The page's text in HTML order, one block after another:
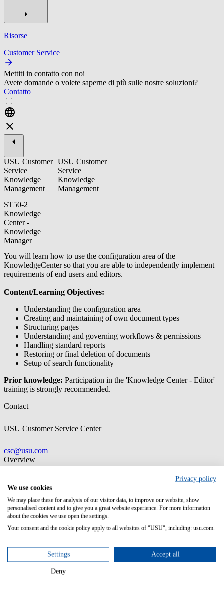
Risorse
Customer Service
Mettiti in contatto con noi
Avete domande o volete saperne di più sulle nostre soluzioni?
Contatto
USU Customer
Service
Knowledge
Management
ST50-2
Knowledge
Center -
Knowledge
Manager
USU Customer
Service
Knowledge
Management
You will learn how to use the configuration area of the
KnowledgeCenter so that you are able to independently implement
requirements of end users and editors.
Content/Learning Objectives:
Understanding the configuration area
Creating and maintaining of own document types
Structuring pages
Understanding and governing workflows & permissions
Handling standard reports
Restoring or final deletion of documents
Setup of search functionality
Prior knowledge: Participation in the 'Knowledge Center - Editor'
training is strongly recommended.
Contact
USU Customer Service Center
csc@usu.com
Overview
Language
Germany (Headquarter)
Spitalhof
71696 Möglingen
+49 7141 4867-0
Privacy policy
We use cookies
We may place these for analysis of our visitor data, to improve our website, show
personalised content and to give you a great website experience. For more information
about the cookies we use open the settings.
Your consent and the cookie policy apply to all websites of "USU", including: usu.com.
Settings Accept all
Deny